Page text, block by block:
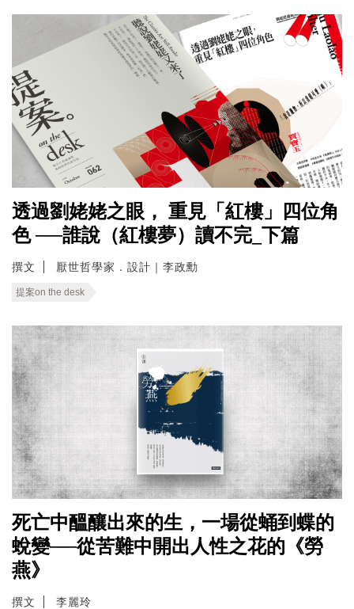
透過劉姥姥之眼， 重見「紅樓」四位角
色 ──誰說（紅樓夢）讀不完_下篇
撰文 厭世哲學家．設計｜李政勳
提案on the desk
死亡中醞釀出來的生，一場從蛹到蝶的
蛻變──從苦難中開出人性之花的《勞
燕》
撰文 李麗玲